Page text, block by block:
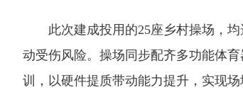
此次建成投用的25座乡村操场，均
动受伤风险。操场同步配齐多功能体
训，以硬件提质带动能力提升，实现